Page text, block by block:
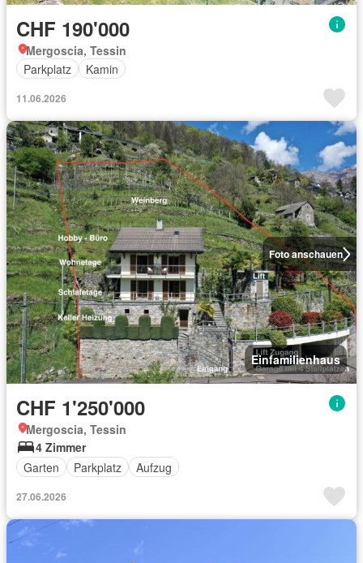
CHF 190'000
Mergoscia, Tessin
Parkplatz
Kamin
11.06.2026
Foto anschauen
Einfamilienhaus
CHF 1'250'000
Mergoscia, Tessin
4 Zimmer
Garten
Parkplatz Aufzug
27.06.2026